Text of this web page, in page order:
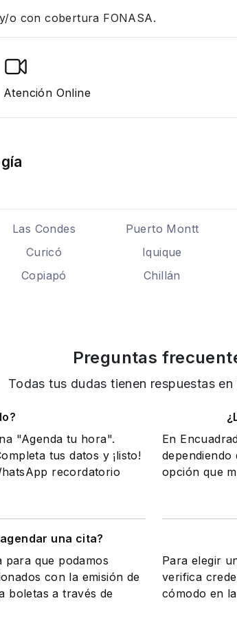
o con cobertura FONASA.
Atención Online
Las Condes Puerto Montt
Curicó Iquique
Copiapó Chillán
Preguntas
Todas tus dudas tienen respuestas en
"Agenda tu hora".
tus datos y ¡listo!
recordatorio
En
dependiendo
opción que
una cita?
que podamos
con la emisión de
boletas a través de
Para elegir
verifica
cómodo en